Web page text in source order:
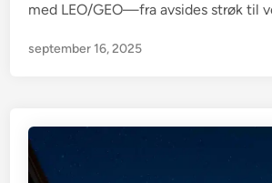
med LEO/GEO—fra avsides strøk til
september 16, 2025